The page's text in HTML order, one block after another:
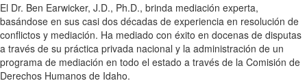
El Dr. Ben Earwicker, J.D., Ph.D., brinda mediación experta,
basándose en sus casi dos décadas de experiencia en resolución de
conflictos y mediación. Ha mediado con éxito en docenas de disputas
a través de su práctica privada nacional y la administración de un
programa de mediación en todo el estado a través de la Comisión de
Derechos Humanos de Idaho.